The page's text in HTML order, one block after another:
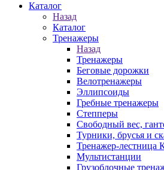
Каталог
Назад
Каталог
Тренажеры
Назад
Тренажеры
Беговые дорожки
Велотренажеры
Эллипсоиды
Гребные тренажеры
Степперы
Свободный вес,
Турники, брусья и
Тренажер-лестница
Мультистанции
Грузоблочные